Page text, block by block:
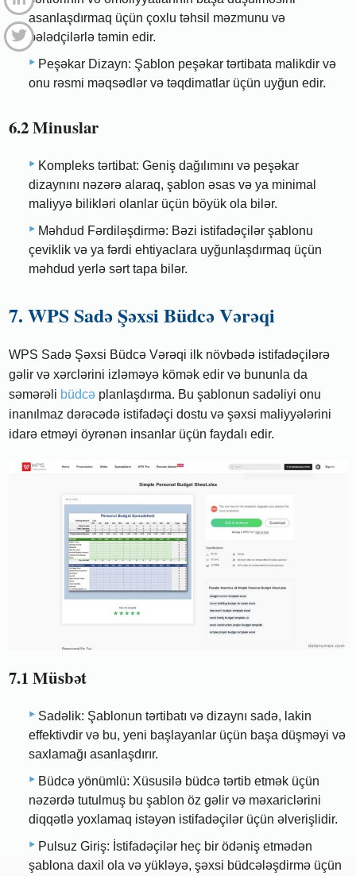
asanlaşdırmaq üçün çoxlu təhsil məzmunu və
bələdçilərlə təmin edir.
Peşəkar Dizayn: Şablon peşəkar tərtibata malikdir və
onu rəsmi məqsədlər və təqdimatlar üçün uyğun edir.
6.2 Minuslar
Kompleks tərtibat: Geniş dağılımını və peşəkar
dizaynını nəzərə alaraq, şablon əsas və ya minimal
maliyyə bilikləri olanlar üçün böyük ola bilər.
Məhdud Fərdiləşdirmə: Bəzi istifadəçilər şablonu
çeviklik və ya fərdi ehtiyaclara uyğunlaşdırmaq üçün
məhdud yerlə sərt tapa bilər.
7. WPS Sadə Şəxsi Büdcə Vərəqi
WPS Sadə Şəxsi Büdcə Vərəqi ilk növbədə istifadəçilərə
gəlir və xərclərini izləməyə kömək edir və bununla da
səmərəli büdcə planlaşdırma. Bu şablonun sadəliyi onu
inanılmaz dərəcədə istifadəçi dostu və şəxsi maliyyələrini
idarə etməyi öyrənən insanlar üçün faydalı edir.
7.1 Müsbət
Sadəlik: Şablonun tərtibatı və dizaynı sadə, lakin
effektivdir və bu, yeni başlayanlar üçün başa düşməyi və
saxlamağı asanlaşdırır.
Büdcə yönümlü: Xüsusilə büdcə tərtib etmək üçün
nəzərdə tutulmuş bu şablon öz gəlir və məxariclərini
diqqətlə yoxlamaq istəyən istifadəçilər üçün əlverişlidir.
Pulsuz Giriş: İstifadəçilər heç bir ödəniş etmədən
şablona daxil ola və yükləyə, şəxsi büdcələşdirmə üçün